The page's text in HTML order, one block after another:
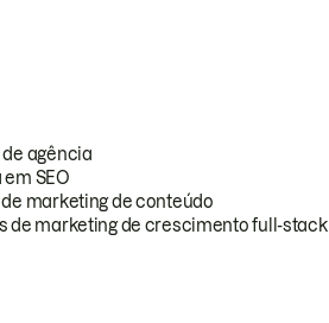
agência
SEO
marketing de conteúdo
de marketing de crescimento full-stack